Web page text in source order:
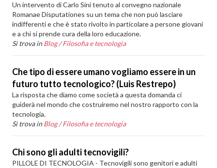
Un intervento di Carlo Sini tenuto al convegno nazionale
Romanae Disputationes su un tema che non può lasciare
indifferenti e che è stato rivolto in particolare a persone giovani
e a chi si prende cura della loro educazione.
Si trova in Blog /Filosofia e tecnologia
Che tipo di essere umano vogliamo essere in un
futuro tutto tecnologico? (Luis Restrepo)
La risposta che diamo come società a questa domanda ci
guiderà nel mondo che costruiremo nel nostro rapporto con la
tecnologia.
Si trova in Blog /Filosofia e tecnologia
Chi sono gli adulti tecnovigili?
PILLOLE DI TECNOLOGIA - Tecnovigili sono genitori e adulti